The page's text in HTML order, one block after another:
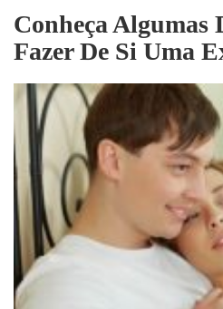
Conheça Algumas
Fazer De Si Uma